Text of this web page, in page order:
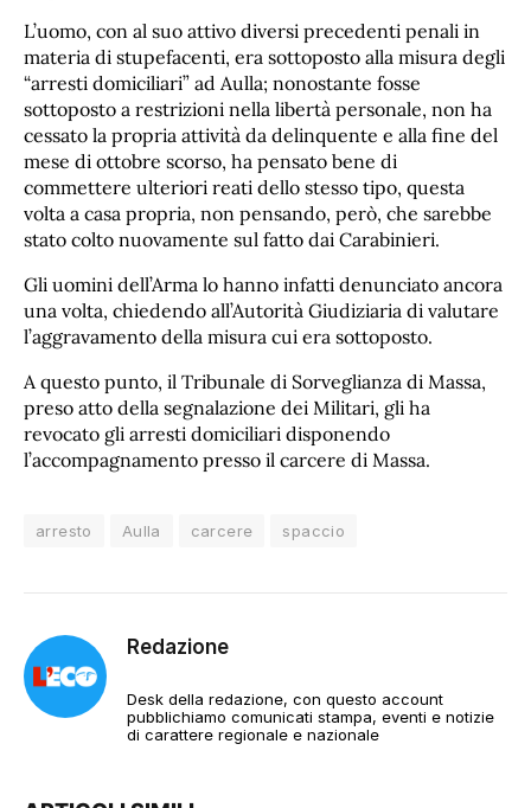
L’uomo, con al suo attivo diversi precedenti penali in
materia di stupefacenti, era sottoposto alla misura degli
“arresti domiciliari” ad Aulla; nonostante fosse
sottoposto a restrizioni nella libertà personale, non ha
cessato la propria attività da delinquente e alla fine del
mese di ottobre scorso, ha pensato bene di
commettere ulteriori reati dello stesso tipo, questa
volta a casa propria, non pensando, però, che sarebbe
stato colto nuovamente sul fatto dai Carabinieri.
Gli uomini dell’Arma lo hanno infatti denunciato ancora
una volta, chiedendo all’Autorità Giudiziaria di valutare
l’aggravamento della misura cui era sottoposto.
A questo punto, il Tribunale di Sorveglianza di Massa,
preso atto della segnalazione dei Militari, gli ha
revocato gli arresti domiciliari disponendo
l’accompagnamento presso il carcere di Massa.
arresto Aulla carcere spaccio
Redazione
Desk della redazione, con questo account
pubblichiamo comunicati stampa, eventi e notizie
di carattere regionale e nazionale